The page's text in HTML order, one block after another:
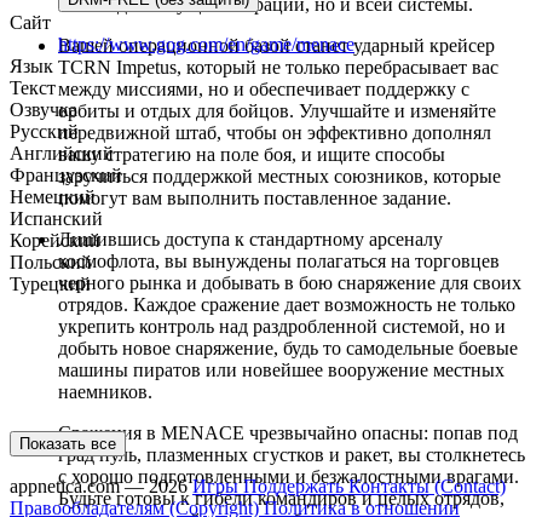
Вашей операционной базой станет ударный крейсер
TCRN Impetus, который не только перебрасывает вас
между миссиями, но и обеспечивает поддержку с
орбиты и отдых для бойцов. Улучшайте и изменяйте
передвижной штаб, чтобы он эффективно дополнял
вашу стратегию на поле боя, и ищите способы
заручиться поддержкой местных союзников, которые
помогут вам выполнить поставленное задание.
Лишившись доступа к стандартному арсеналу
космофлота, вы вынуждены полагаться на торговцев
черного рынка и добывать в бою снаряжение для своих
отрядов. Каждое сражение дает возможность не только
укрепить контроль над раздробленной системой, но и
добыть новое снаряжение, будь то самодельные боевые
машины пиратов или новейшее вооружение местных
наемников.
Сражения в MENACE чрезвычайно опасны: попав под
град пуль, плазменных сгустков и ракет, вы столкнетесь
с хорошо подготовленными и безжалостными врагами.
Будьте готовы к гибели командиров и целых отрядов,
Сайт
https://www.gog.com/en/game/menace
Язык
Текст
Озвучка
Русский
Английский
Французский
Немецкий
Испанский
Корейский
Польский
Турецкий
Показать все
appnetica.com — 2026 Игры Поддержать Контакты (Contact)
Правообладателям (Copyright) Политика в отношении